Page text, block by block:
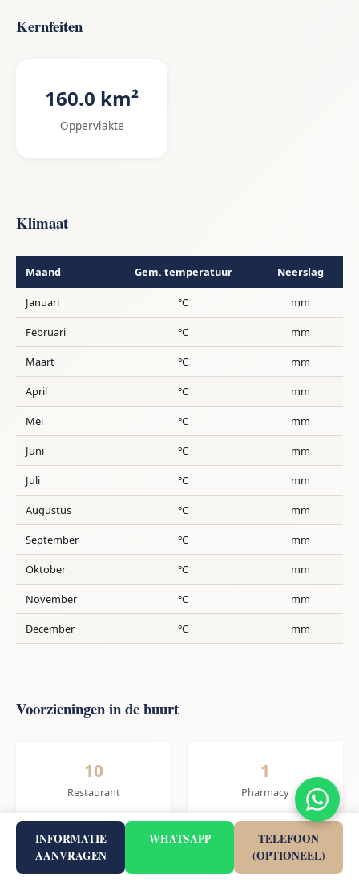
Kernfeiten
160.0 km²
Oppervlakte
Klimaat
Maand Gem. temperatuur Neerslag
Januari °C mm
Februari °C mm
Maart °C mm
April °C mm
Mei °C mm
Juni °C mm
Juli °C mm
Augustus °C mm
September °C mm
Oktober °C mm
November °C mm
December °C mm
Voorzieningen in de buurt
10
Restaurant
1
Pharmacy
1 1
INFORMATIE
AANVRAGEN
WHATSAPP
TELEFOON
(OPTIONEEL)